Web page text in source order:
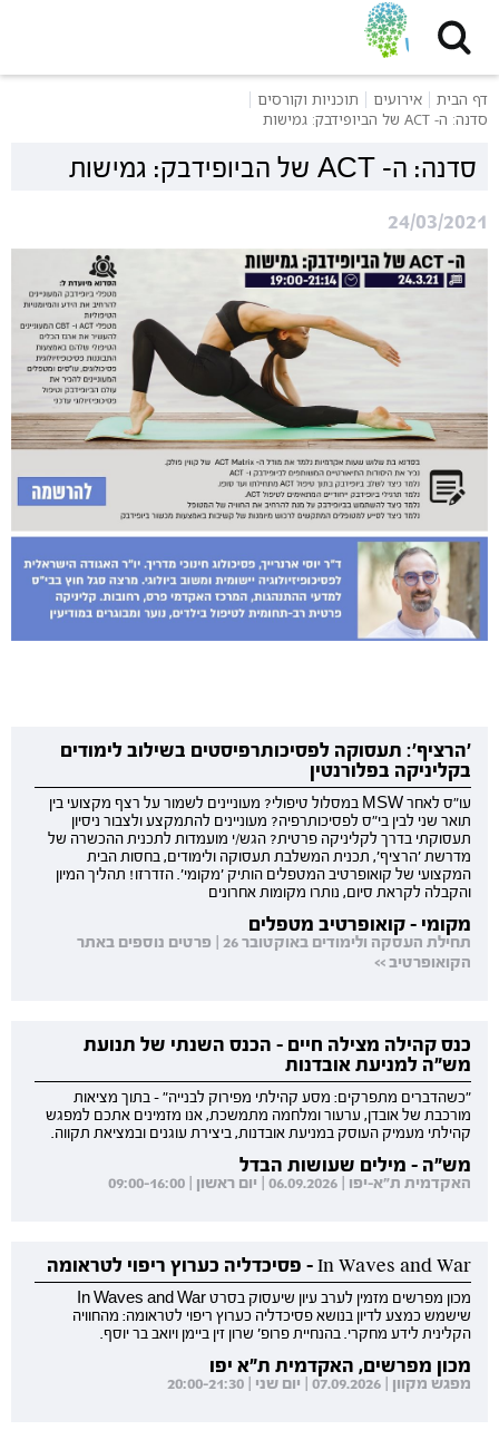
דף הבית אירועים
תוכניות וקורסים
סדנה: ה- ACT של הביופידבק: גמישות
סדנה: ה- ACT של הביופידבק: גמישות
24/03/2021
'הרציף': תעסוקה לפסיכותרפיסטים בשילוב לימודים
בקליניקה בפלורנטין
עו"ס לאחר MSW במסלול טיפולי? מעוניינים לשמור על רצף מקצועי בין
תואר שני לבין בי"ס לפסיכותרפיה? מעוניינים להתמקצע ולצבור ניסיון
תעסוקתי בדרך לקליניקה פרטית? הגש/י מועמדות לתכנית ההכשרה של
מדרשת 'הרציף', תכנית המשלבת תעסוקה ולימודים, בחסות הבית
המקצועי של קואופרטיב המטפלים הותיק 'מקומי'. הזדרזו! תהליך המיון
והקבלה לקראת סיום, נותרו מקומות אחרונים
מקומי - קואופרטיב מטפלים
תחילת העסקה ולימודים באוקטובר 26 | פרטים נוספים באתר
הקואופרטיב >>
כנס קהילה מצילה חיים - הכנס השנתי של תנועת
מש"ה למניעת אובדנות
"כשהדברים מתפרקים: מסע קהילתי מפירוק לבנייה" - בתוך מציאות
מורכבת של אובדן, ערעור ומלחמה מתמשכת, אנו מזמינים אתכם למפגש
קהילתי מעמיק העוסק במניעת אובדנות, ביצירת עוגנים ובמציאת תקווה.
מש"ה - מילים שעושות הבדל
האקדמית ת"א-יפו | 06.09.2026 | יום ראשון | 09:00-16:00
In Waves and War - פסיכדליה כערוץ ריפוי לטראומה
מכון מפרשים מזמין לערב עיון שיעסוק בסרט In Waves and War
שישמש כמצע לדיון בנושא פסיכדליה כערוץ ריפוי לטראומה: מהחוויה
הקלינית לידע מחקרי. בהנחיית פרופ' שרון זין ביימן ויואב בר יוסף.
מכון מפרשים, האקדמית ת"א יפו
מפגש מקוון | 07.09.2026 | יום שני | 20:00-21:30